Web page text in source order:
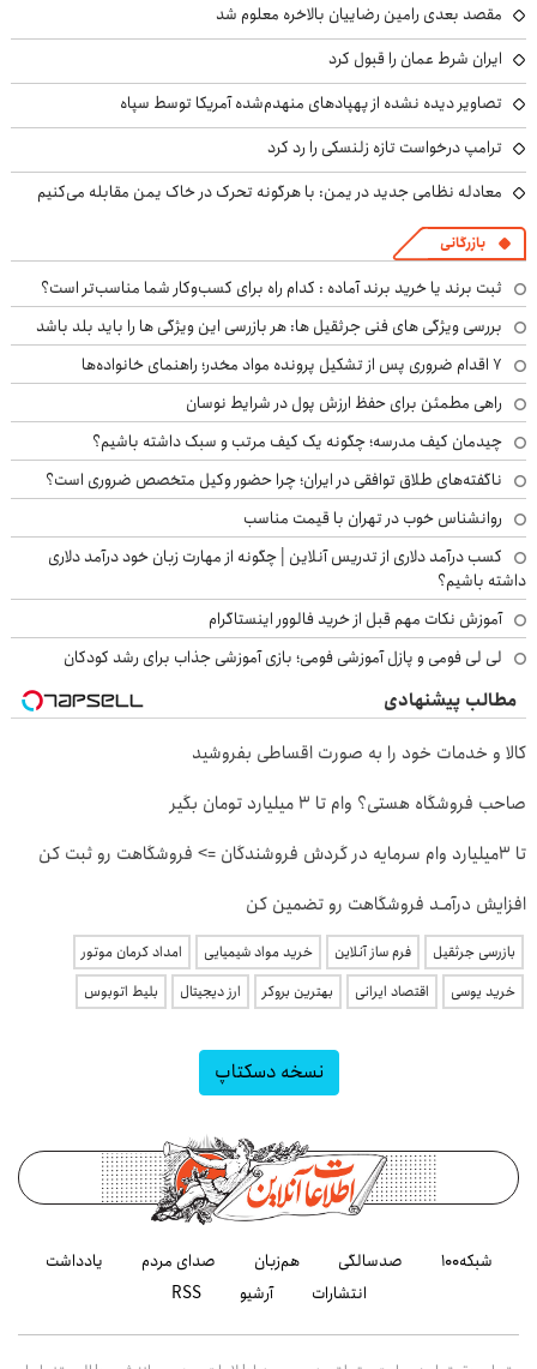
مقصد بعدی رامین رضاییان بالاخره معلوم شد
ایران شرط عمان را قبول کرد
تصاویر دیده نشده از پهپادهای منهدم‌شده آمریکا توسط سپاه
ترامپ درخواست تازه زلنسکی را رد کرد
معادله نظامی جدید در یمن: با هرگونه تحرک در خاک یمن مقابله می‌کنیم
بازرگانی
ثبت برند یا خرید برند آماده : کدام راه برای کسب‌وکار شما مناسب‌تر است؟
بررسی ویژگی های فنی جرثقیل ها: هر بازرسی این ویژگی ها را باید بلد باشد
۷ اقدام ضروری پس از تشکیل پرونده مواد مخدر؛ راهنمای خانواده‌ها
راهی مطمئن برای حفظ ارزش پول در شرایط نوسان
چیدمان کیف مدرسه؛ چگونه یک کیف مرتب و سبک داشته باشیم؟
ناگفته‌های طلاق توافقی در ایران؛ چرا حضور وکیل متخصص ضروری است؟
روانشناس خوب در تهران با قیمت مناسب
کسب درآمد دلاری از تدریس آنلاین | چگونه از مهارت زبان خود درآمد دلاری
داشته باشیم؟
آموزش نکات مهم قبل از خرید فالوور اینستاگرام
لی لی فومی و پازل آموزشی فومی؛ بازی آموزشی جذاب برای رشد کودکان
مطالب پیشنهادی
کالا و خدمات خود را به صورت اقساطی بفروشید
صاحب فروشگاه هستی؟ وام تا ۳ میلیارد تومان بگیر
تا 3میلیارد وام سرمایه در گردش فروشندگان => فروشگاهت رو ثبت کن
افزایش درآمـد فروشگاهت رو تضمین کن
بازرسی جرثقیل فرم ساز آنلاین خرید مواد شیمیایی
امداد کرمان موتور
خرید یوسی
اقتصاد ایرانی بهترین بروکر ارز دیجیتال بلیط اتوبوس
نسخه دسکتاپ
شبکه۱۰۰ صدسالگی هم‌زبان صدای مردم
یادداشت
انتشارات
آرشیو RSS